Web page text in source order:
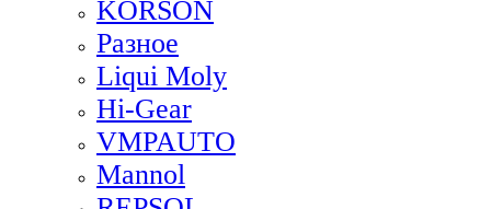
KORSON
Разное
Liqui Moly
Hi-Gear
VMPAUTO
Mannol